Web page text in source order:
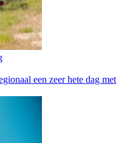
een zeer hete dag met